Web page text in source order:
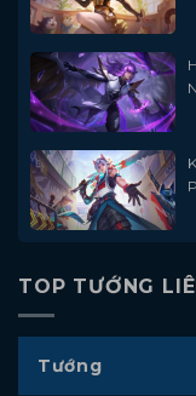
TOP TƯỚNG
Tướng